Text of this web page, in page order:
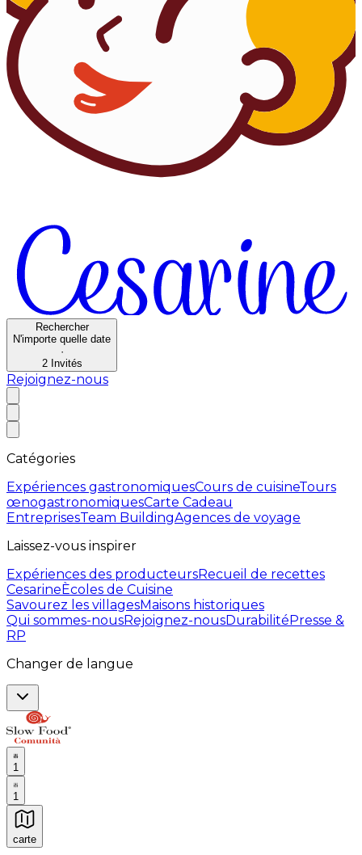
Rechercher
N'importe quelle date
·
2 Invités
Rejoignez-nous
Catégories
Expériences gastronomiquesCours de cuisineTours
œnogastronomiquesCarte Cadeau
EntreprisesTeam BuildingAgences de voyage
Laissez-vous inspirer
Expériences des producteursRecueil de recettes
CesarineÈcoles de Cuisine
Savourez les villagesMaisons historiques
Qui sommes-nousRejoignez-nousDurabilitéPresse &
RP
Changer de langue
1
1
carte